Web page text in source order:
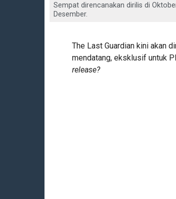
Sempat direncanakan dirilis di
Desember.
The Last Guardian kini akan
mendatang, eksklusif untuk
release?